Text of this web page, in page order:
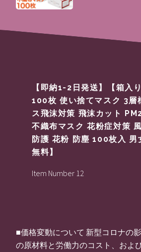
【即納1-2日発送】【箱入
100枚 使い捨てマスク 3層
ス飛沫対策 飛沫カット
不織布マスク 花粉症対策
防護 花粉 防塵 100枚入 男
無料】
Item Number 12
■価格変動について 新型コロナの
の原材料と労働力のコスト、およ